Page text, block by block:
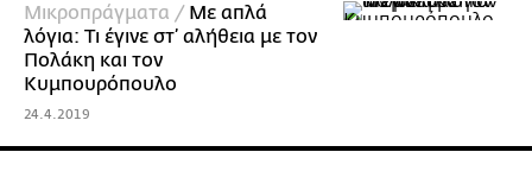
Mικροπράγματα / Με απλά
λόγια: Τι έγινε στ’ αλήθεια με τον
Πολάκη και τον
Κυμπουρόπουλο
24.4.2019